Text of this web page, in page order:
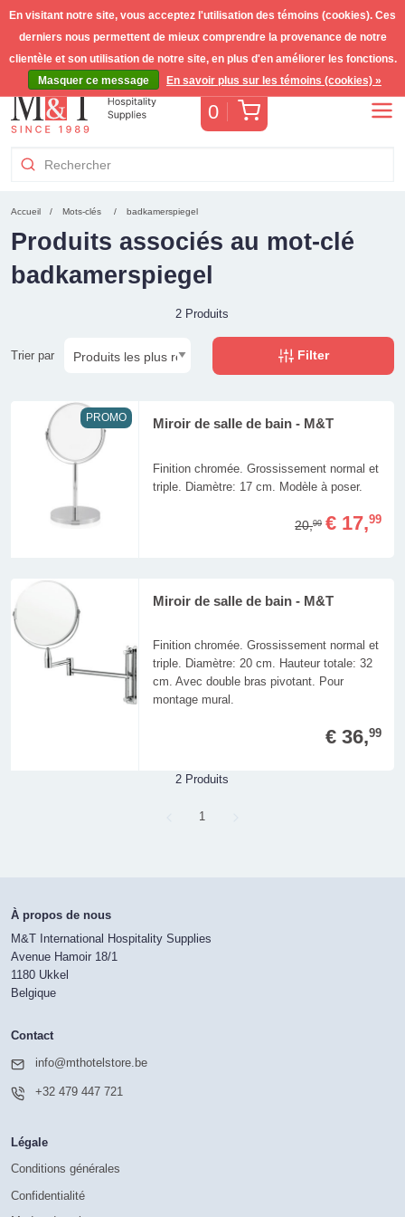
0 Panier
Accueil Mots-clés badkamerspiegel
Produits associés au mot-clé
badkamerspiegel
2 Produits
Trier par Filter
PROMO Miroir de salle de bain - M&T
Finition chromée. Grossissement normal et
triple. Diamètre: 17 cm. Modèle à poser.
20,99 € 17,99
Miroir de salle de bain - M&T
Finition chromée. Grossissement normal et
triple. Diamètre: 20 cm. Hauteur totale: 32
cm. Avec double bras pivotant. Pour
montage mural.
€ 36,99
2 Produits
Page
1
À propos de nous
M&T International Hospitality Supplies
Avenue Hamoir 18/1
1180 Ukkel
Belgique
Contact
info@mthotelstore.be
+32 479 447 721
Légale
Conditions générales
Confidentialité
En visitant notre site, vous acceptez l'utilisation des témoins (cookies). Ces
derniers nous permettent de mieux comprendre la provenance de notre
clientèle et son utilisation de notre site, en plus d'en améliorer les fonctions.
Masquer ce message
En savoir plus sur les témoins (cookies) »